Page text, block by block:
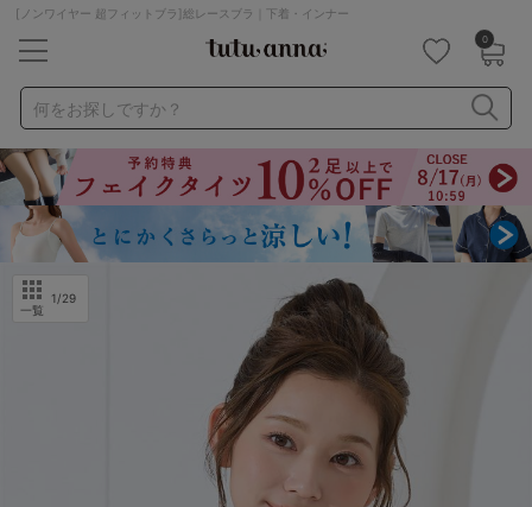
[ノンワイヤー 超フィットブラ]総レースブラ｜下着・インナー
0
何をお探しですか？
ナイトブラ ノンワイヤー 特盛ブラ
チューブトップ
折り畳み
パジャマ ストッキング
キャミソール
ルームウェア
アームカバー
下着
ライフスタイル
一覧
1/29